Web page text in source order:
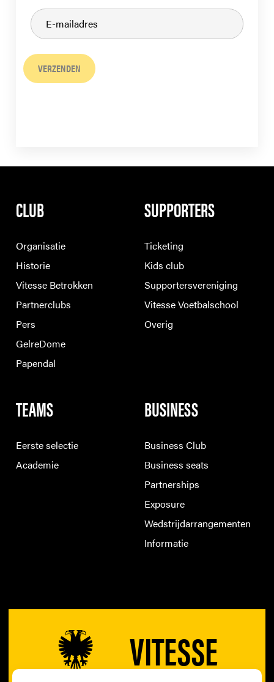
VERZENDEN
CLUB
Organisatie
Historie
Vitesse Betrokken
Partnerclubs
Pers
GelreDome
Papendal
SUPPORTERS
Ticketing
Kids club
Supportersvereniging
Vitesse Voetbalschool
Overig
TEAMS
Eerste selectie
Academie
BUSINESS
Business Club
Business seats
Partnerships
Exposure
Wedstrijdarrangementen
Informatie
VITESSE